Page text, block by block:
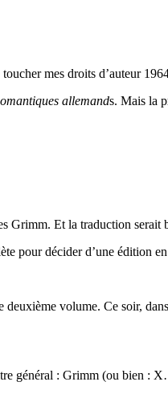
mes droits d’auteur
allemands. Mais la
Grimm. Et la traduction
pour décider d’une édition
volume. Ce soir,
général : Grimm (ou